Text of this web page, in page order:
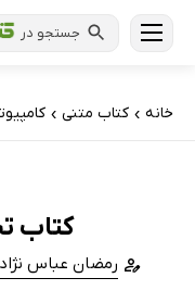
جستجو در
خانه › کتاب‌ متنی ›
کتاب
رمضان عباس